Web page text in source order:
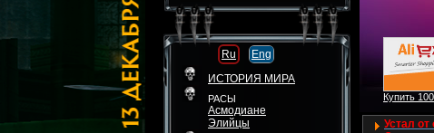
Ru
Eng
ИСТОРИЯ МИРА
РАСЫ
Асмодиане
Элийцы
Купить
Устал от